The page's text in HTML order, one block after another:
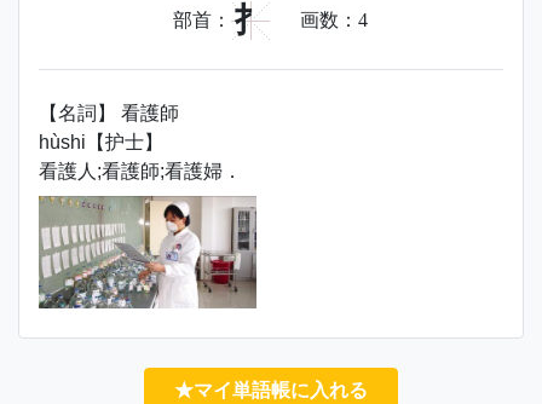
部首： 扌 画数： 4
【名詞】 看護師
hùshi【护士】
看護人;看護師;看護婦．
★マイ単語帳に入れる